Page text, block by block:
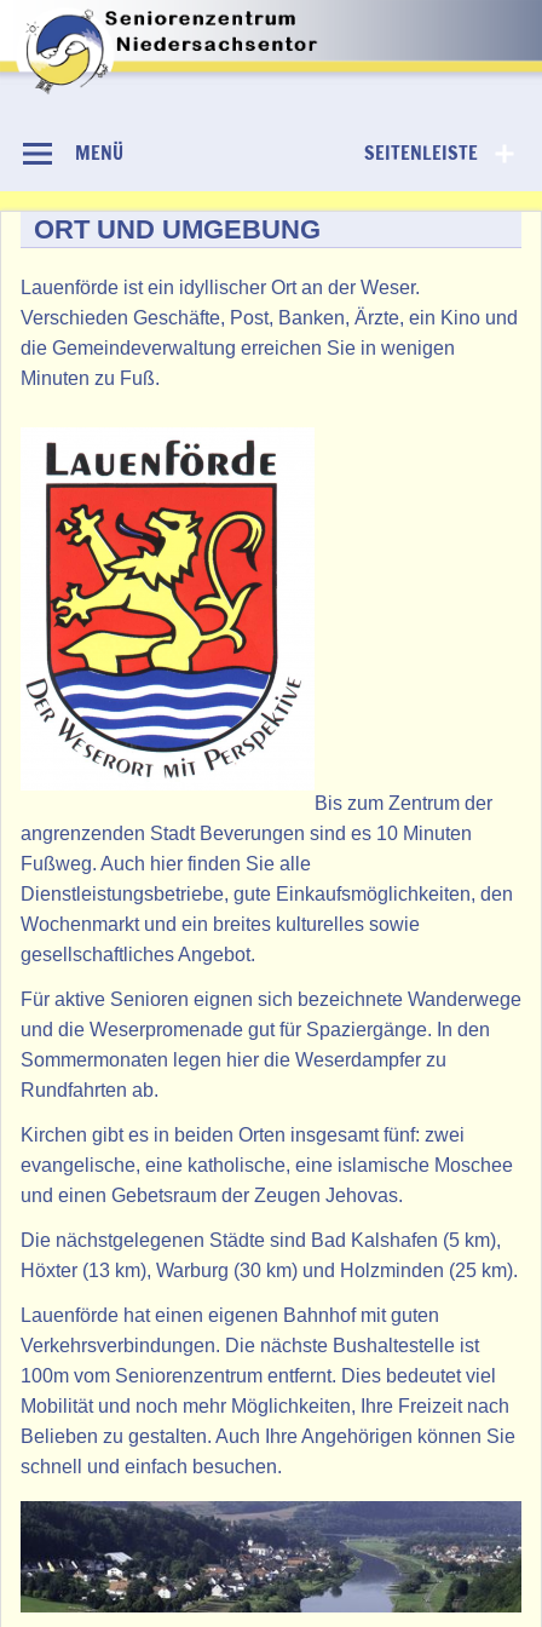
content
Niedersachsentor
SEITENLEISTE
MENÜ
ORT UND UMGEBUNG
Lauenförde ist ein idyllischer Ort an der Weser.
Verschieden Geschäfte, Post, Banken, Ärzte, ein Kino und
die Gemeindeverwaltung erreichen Sie in wenigen
Minuten zu Fuß.
Bis zum Zentrum der
angrenzenden Stadt Beverungen sind es 10 Minuten
Fußweg. Auch hier finden Sie alle
Dienstleistungsbetriebe, gute Einkaufsmöglichkeiten, den
Wochenmarkt und ein breites kulturelles sowie
gesellschaftliches Angebot.
Für aktive Senioren eignen sich bezeichnete Wanderwege
und die Weserpromenade gut für Spaziergänge. In den
Sommermonaten legen hier die Weserdampfer zu
Rundfahrten ab.
Kirchen gibt es in beiden Orten insgesamt fünf: zwei
evangelische, eine katholische, eine islamische Moschee
und einen Gebetsraum der Zeugen Jehovas.
Die nächstgelegenen Städte sind Bad Kalshafen (5 km),
Höxter (13 km), Warburg (30 km) und Holzminden (25 km).
Lauenförde hat einen eigenen Bahnhof mit guten
Verkehrsverbindungen. Die nächste Bushaltestelle ist
100m vom Seniorenzentrum entfernt. Dies bedeutet viel
Mobilität und noch mehr Möglichkeiten, Ihre Freizeit nach
Belieben zu gestalten. Auch Ihre Angehörigen können Sie
schnell und einfach besuchen.